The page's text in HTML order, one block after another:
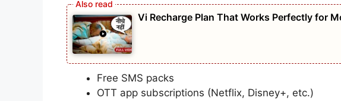
Vi Recharge Plan That Works Perfectly for
Free SMS packs
OTT app subscriptions (Netflix, Disney+, etc.)